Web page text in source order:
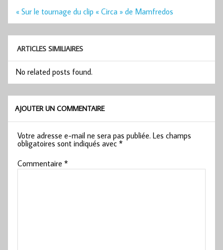
Navigation
« Sur le tournage du clip « Circa » de Mamfredos
ARTICLES SIMILIAIRES
No related posts found.
AJOUTER UN COMMENTAIRE
Votre adresse e-mail ne sera pas publiée. Les champs
obligatoires sont indiqués avec*
Commentaire*